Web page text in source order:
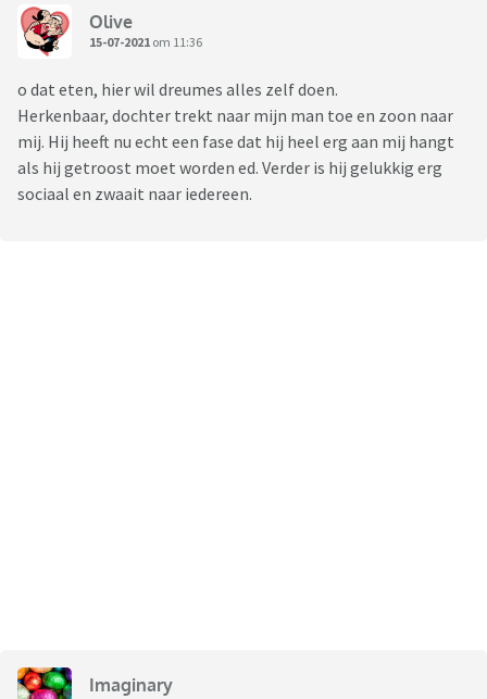
Olive
15-07-2021 om 11:36
o dat eten, hier wil dreumes alles zelf doen.
Herkenbaar, dochter trekt naar mijn man toe en zoon naar
mij. Hij heeft nu echt een fase dat hij heel erg aan mij hangt
als hij getroost moet worden ed. Verder is hij gelukkig erg
sociaal en zwaait naar iedereen.
Imaginary